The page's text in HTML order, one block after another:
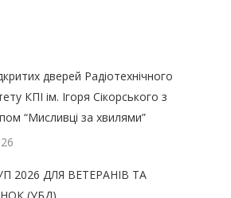
дверей Радіотехнічного
КПІ ім. Ігоря Сікорського з
“Мисливці за хвилями”
2026 ДЛЯ ВЕТЕРАНІВ ТА